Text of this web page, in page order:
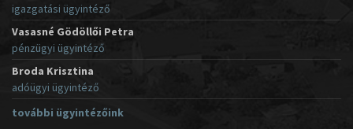
igazgatási ügyintéző
Vasasné Gödöllői Petra
pénzügyi ügyintéző
Broda Krisztina
adóügyi ügyintéző
további ügyintézőink